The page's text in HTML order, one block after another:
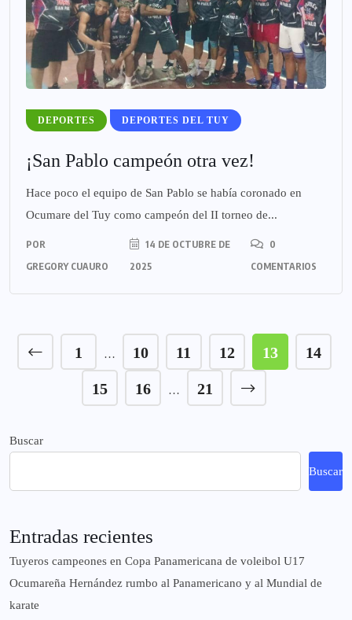
DEPORTES DEPORTES DEL TUY
¡San Pablo campeón otra vez!
Hace poco el equipo de San Pablo se había coronado en
Ocumare del Tuy como campeón del II torneo de...
POR
GREGORY CUAURO
14 DE OCTUBRE DE
2025
0
COMENTARIOS
1 … 10 11 12 13 14
15 16 … 21
Buscar
Buscar
Entradas recientes
Tuyeros campeones en Copa Panamericana de voleibol U17
Ocumareña Hernández rumbo al Panamericano y al Mundial de
karate